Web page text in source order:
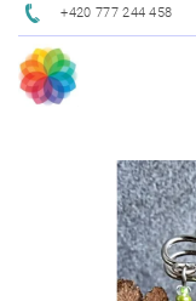
+420 777 244 458